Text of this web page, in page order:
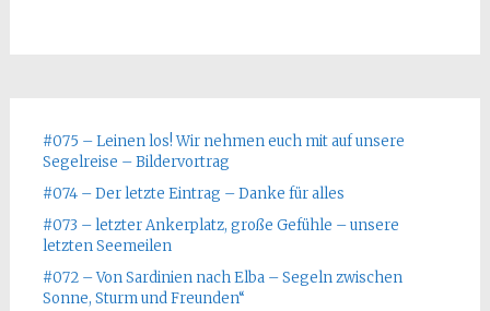
#075 – Leinen los! Wir nehmen euch mit auf unsere
Segelreise – Bildervortrag
#074 – Der letzte Eintrag – Danke für alles
#073 – letzter Ankerplatz, große Gefühle – unsere
letzten Seemeilen
#072 – Von Sardinien nach Elba – Segeln zwischen
Sonne, Sturm und Freunden“